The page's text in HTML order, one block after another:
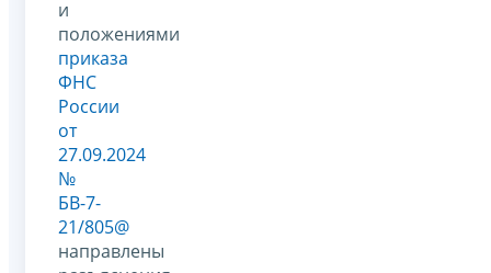
и
положениями
приказа
ФНС
России
от
27.09.2024
№
БВ-7-
21/805@
направлены